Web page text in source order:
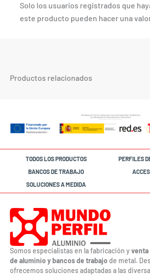
Solo los usuarios registrados que
este producto pueden hacer una
Productos relacionados
TODOS LOS PRODUCTOS
PERFILES
BANCOS DE TRABAJO
SOLUCIONES A MEDIDA
Somos especialistas en la fabricación y
de aluminio y bancos de trabajo de metal.
ofrecemos soluciones adaptadas a las